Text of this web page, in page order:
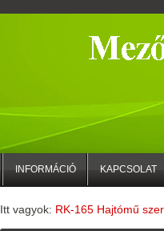
INFORMÁCIÓ KAPCSOLAT
Itt vagyok: RK-165 Hajtómű